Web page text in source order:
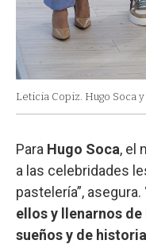
Leticia Copiz. Hugo Soca
Para Hugo Soca, el
a las celebridades
pastelería”, asegura.
ellos y llenarnos
sueños y de